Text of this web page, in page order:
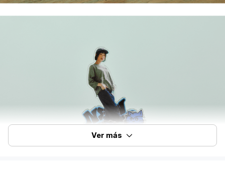
Ver más